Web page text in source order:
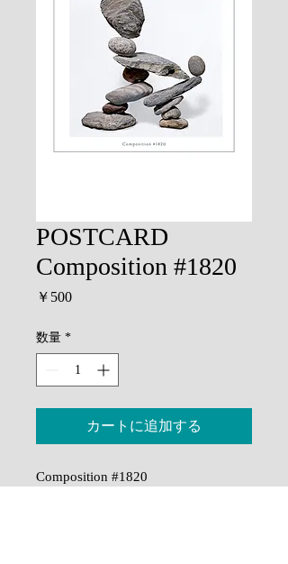
POSTCARD
Composition #1820
￥500価
数量 *
カートに追加する
Composition #1820